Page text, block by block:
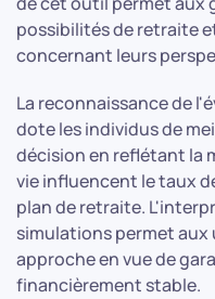
possibilités de retraite
concernant leurs
La reconnaissance de
dote les individus de
décision en reflétant la
vie influencent le taux
plan de retraite.
simulations permet
approche en vue de
financièrement stable.